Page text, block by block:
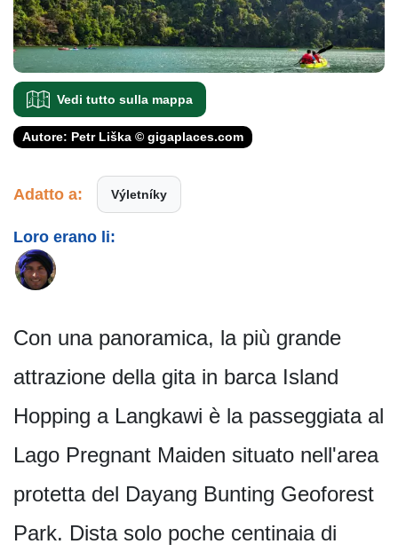
Vedi tutto sulla mappa
Autore: Petr Liška © gigaplaces.com
Adatto a: Výletníky
Loro erano li:
Con una panoramica, la più grande
attrazione della gita in barca Island
Hopping a Langkawi è la passeggiata al
Lago Pregnant Maiden situato nell'area
protetta del Dayang Bunting Geoforest
Park. Dista solo poche centinaia di